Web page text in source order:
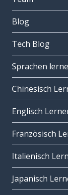
Blog
Tech Blog
Sprachen
Chinesisch
Englisch
Französisch
Italienisch
Japanisch